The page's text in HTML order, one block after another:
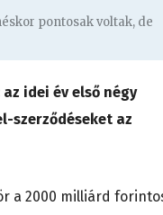
pontosak voltak, de
idei év első négy
az
a 2000 milliárd